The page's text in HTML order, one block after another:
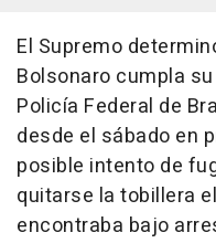
El Supremo
Bolsonaro cumpla
Policía Federal de
desde el sábado en
posible intento de
quitarse la tobillera
encontraba bajo